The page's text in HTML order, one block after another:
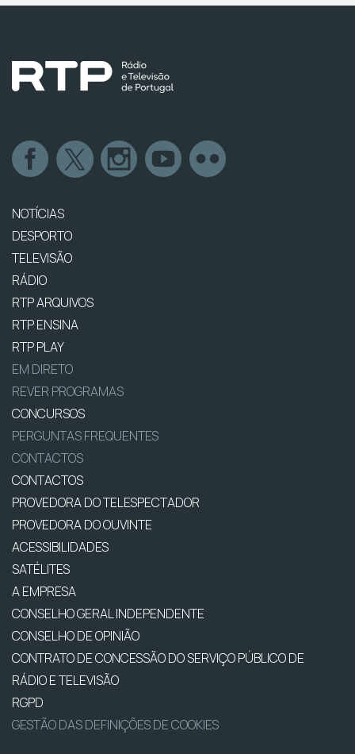
NOTÍCIAS
DESPORTO
TELEVISÃO
RÁDIO
RTP ARQUIVOS
RTP ENSINA
RTP PLAY
EM DIRETO
REVER PROGRAMAS
CONCURSOS
PERGUNTAS FREQUENTES
CONTACTOS
CONTACTOS
PROVEDORA DO TELESPECTADOR
PROVEDORA DO OUVINTE
ACESSIBILIDADES
SATÉLITES
A EMPRESA
CONSELHO GERAL INDEPENDENTE
CONSELHO DE OPINIÃO
CONTRATO DE CONCESSÃO DO SERVIÇO PÚBLICO DE
RÁDIO E TELEVISÃO
RGPD
GESTÃO DAS DEFINIÇÕES DE COOKIES